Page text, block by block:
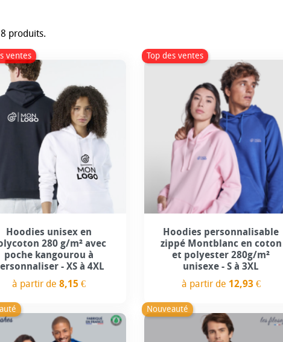
produits.
ventes
+15
Hoodies unisex en
280 g/m² avec
poche kangourou à
- XS à 4XL
à partir de8,15 €
Top des ventes
+2
Hoodies personnalisable
zippé Montblanc en coton
et polyester 280g/m²
unisexe - S à 3XL
à partir de 12,93 €
Nouveauté